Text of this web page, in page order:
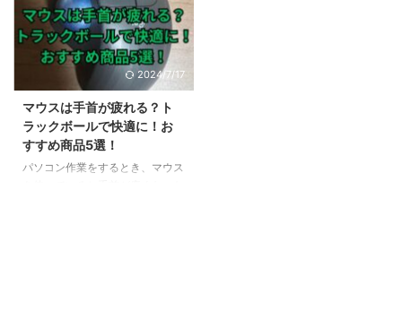
はChatGPTなどの生成AIを使え
ば、文章作成・資料作り・SNS運
用など、未経験からでも取り組め
る副業が増えています。 とはい
え、日々進化し続ける AI を独学
で学ぶには限界があるため、スク
ールやコミュニティに入って学
び’、情報共有していくことが、
成功への近道となっています。
中でも注目を集めているのが、**
2024/7/17
マウスは手首が疲れる？ト
ラックボールで快適に！お
すすめ商品5選！
パソコン作業をするとき、マウス